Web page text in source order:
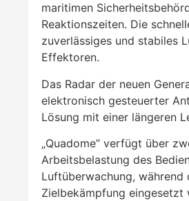
maritimen
Reaktionszeiten. Die
zuverlässiges und stabiles
Effektoren.
Das Radar der neuen
elektronisch gesteuerter
Lösung mit einer längeren
„Quadome” verfügt über
Arbeitsbelastung des
Luftüberwachung,
Zielbekämpfung